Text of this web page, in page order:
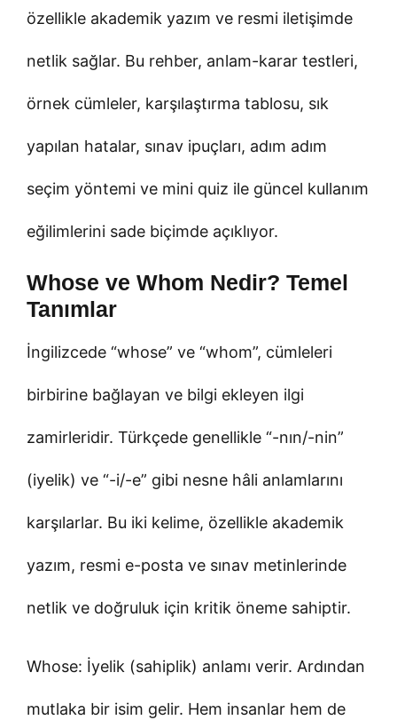
özellikle akademik yazım ve resmi iletişimde
netlik sağlar. Bu rehber, anlam-karar testleri,
örnek cümleler, karşılaştırma tablosu, sık
yapılan hatalar, sınav ipuçları, adım adım
seçim yöntemi ve mini quiz ile güncel kullanım
eğilimlerini sade biçimde açıklıyor.
Whose ve Whom Nedir? Temel
Tanımlar
İngilizcede “whose” ve “whom”, cümleleri
birbirine bağlayan ve bilgi ekleyen ilgi
zamirleridir. Türkçede genellikle “-nın/-nin”
(iyelik) ve “-i/-e” gibi nesne hâli anlamlarını
karşılarlar. Bu iki kelime, özellikle akademik
yazım, resmi e-posta ve sınav metinlerinde
netlik ve doğruluk için kritik öneme sahiptir.
Whose: İyelik (sahiplik) anlamı verir. Ardından
mutlaka bir isim gelir. Hem insanlar hem de